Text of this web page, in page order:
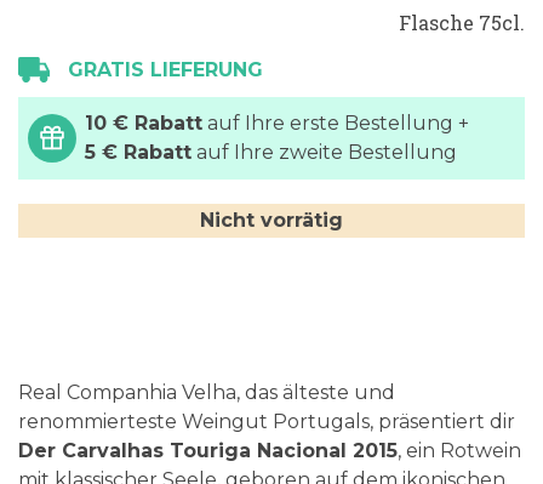
springen
Flasche 75cl.
GRATIS LIEFERUNG
10 € Rabatt auf Ihre erste Bestellung +
5 € Rabatt auf Ihre zweite Bestellung
Nicht vorrätig
Real Companhia Velha, das älteste und
renommierteste Weingut Portugals, präsentiert dir
Der Carvalhas Touriga Nacional 2015, ein Rotwein